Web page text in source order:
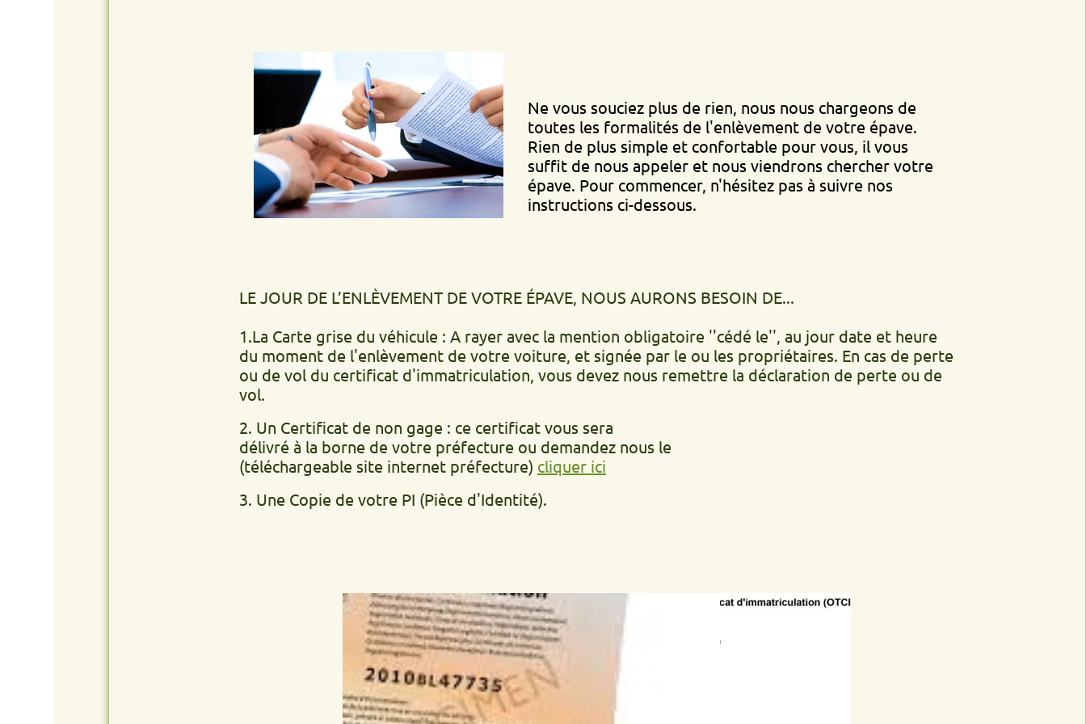
Ne vous souciez plus de rien, nous nous chargeons de
toutes les formalités de l'enlèvement de votre épave.
Rien de plus simple et confortable pour vous, il vous
suffit de nous appeler et nous viendrons chercher votre
épave. Pour commencer, n'hésitez pas à suivre nos
instructions ci-dessous.
LE JOUR DE L’ENLÈVEMENT DE VOTRE ÉPAVE, NOUS AURONS BESOIN DE...
1.La Carte grise du véhicule : A rayer avec la mention obligatoire ''cédé le'', au jour date et heure
du moment de l'enlèvement de votre voiture, et signée par le ou les propriétaires. En cas de perte
ou de vol du certificat d'immatriculation, vous devez nous remettre la déclaration de perte ou de
2. Un Certificat de non gage : ce certificat vous sera
délivré à la borne de votre préfecture ou demandez nous le
(téléchargeable site internet préfecture)cliquer ici
3. Une Copie de votre PI (Pièce d'Identité).